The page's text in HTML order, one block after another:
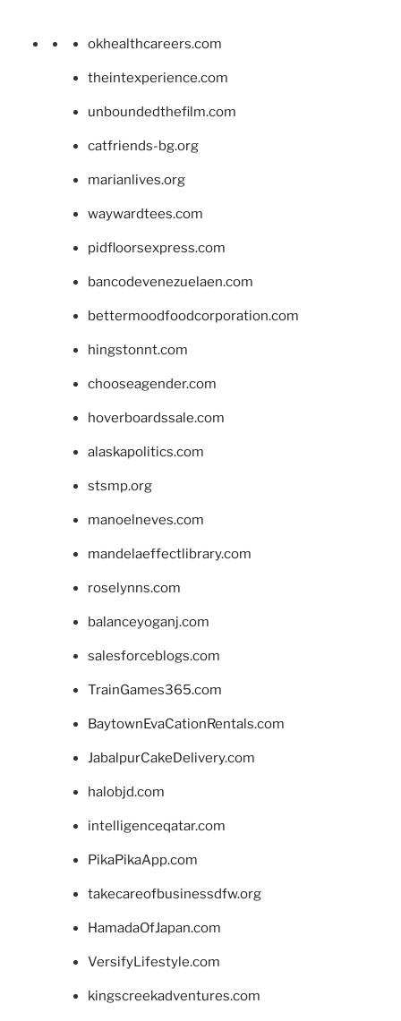
okhealthcareers.com
theintexperience.com
unboundedthefilm.com
catfriends-bg.org
marianlives.org
waywardtees.com
pidfloorsexpress.com
bancodevenezuelaen.com
bettermoodfoodcorporation.com
hingstonnt.com
chooseagender.com
hoverboardssale.com
alaskapolitics.com
stsmp.org
manoelneves.com
mandelaeffectlibrary.com
roselynns.com
balanceyoganj.com
salesforceblogs.com
TrainGames365.com
BaytownEvaCationRentals.com
JabalpurCakeDelivery.com
halobjd.com
intelligenceqatar.com
PikaPikaApp.com
takecareofbusinessdfw.org
HamadaOfJapan.com
VersifyLifestyle.com
kingscreekadventures.com